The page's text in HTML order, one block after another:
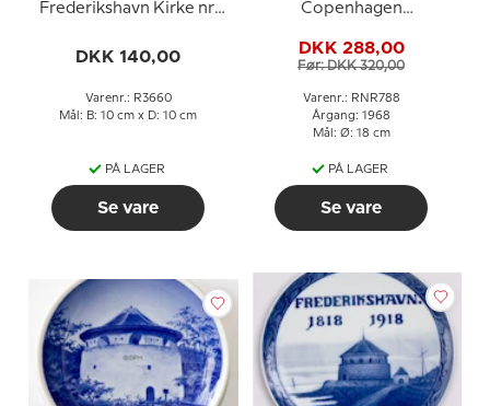
Frederikshavn Kirke nr.
DKK 140,00
Varenr.: R3660
Mål: B: 10 cm x D: 10 cm
PÅ LAGER
Se vare
Copenhagen
Frederikshavn
DKK 288,00
Før: DKK 320,00
Varenr.: RNR788
Årgang: 1968
Mål: Ø: 18 cm
PÅ LAGER
Se vare